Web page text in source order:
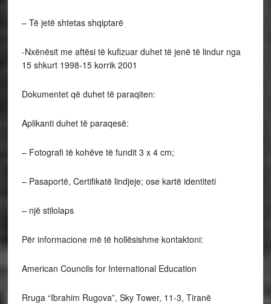
– Të jetë shtetas shqiptarë
-Nxënësit me aftësi të kufizuar duhet të jenë të lindur nga
15 shkurt 1998-15 korrik 2001
Dokumentet që duhet të paraqiten:
Aplikanti duhet të paraqesë:
– Fotografi të kohëve të fundit 3 x 4 cm;
– Pasaportë, Certifikatë lindjeje; ose kartë identiteti
– një stilolaps
Për informacione më të hollësishme kontaktoni:
American Councils for International Education
Rruga “Ibrahim Rugova”, Sky Tower, 11-3, Tiranë